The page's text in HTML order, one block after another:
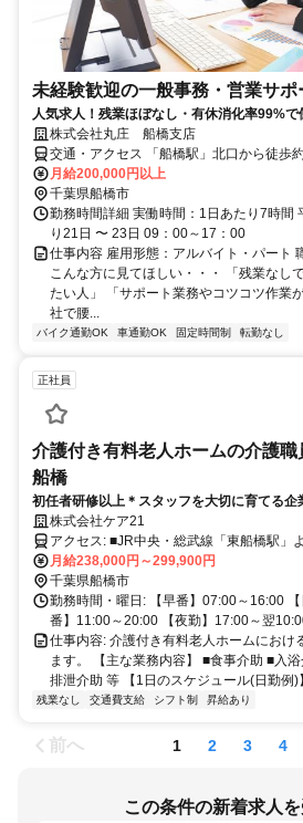
未経験歓迎の一般事務・営業サポ
人気求人！残業ほぼなし・有休消化率99%で
株式会社丸庄 船橋支店
交通・アクセス 「船橋駅」北口から徒歩
字路を入ってから車で2分。
月給200,000円以上
千葉県船橋市
勤務時間詳細 実働時間：1日あたり7時間
り21日 〜 23日 09：00～17：00
仕事内容 雇用形態：アルバイト・パート
こんな方に見てほしい・・・ 「残業なし
たい人」 「サポート業務やコツコツ作業
社で腰...
バイク通勤OK 車通勤OK 固定時間制 転勤なし
正社員
介護付き有料老人ホームの介護
船橋
初任者研修以上＊スタッフを大切に育てる企
彩な優遇制度で仕事のモチベーションアップ♪
株式会社ケア21
アクセス: ■JR中央・総武線「東船橋駅」より徒歩7分 ■京成本線 「大
神宮下駅」より徒歩7分 ■京
月給238,000円～299,900円
千葉県船橋市
勤務時間・曜日: 【早番】07:00～16:00
番】11:00～20:00 【夜勤】17:00～翌
仕事内容: 介護付き有料老人ホームにおけ
ます。 【主な業務内容】 ■食事介助 ■入
排泄介助 等 【1日のスケジュール(日勤例)
残業なし 交通費支給 シフト制 昇給あり
前へ 1 2 3 4
この条件の新着求人